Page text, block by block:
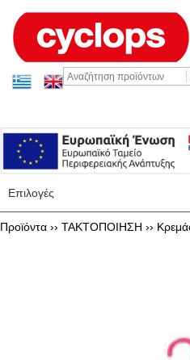
Επιλογές
Προϊόντα ›› ΤΑΚΤΟΠΟΙΗΣΗ ››